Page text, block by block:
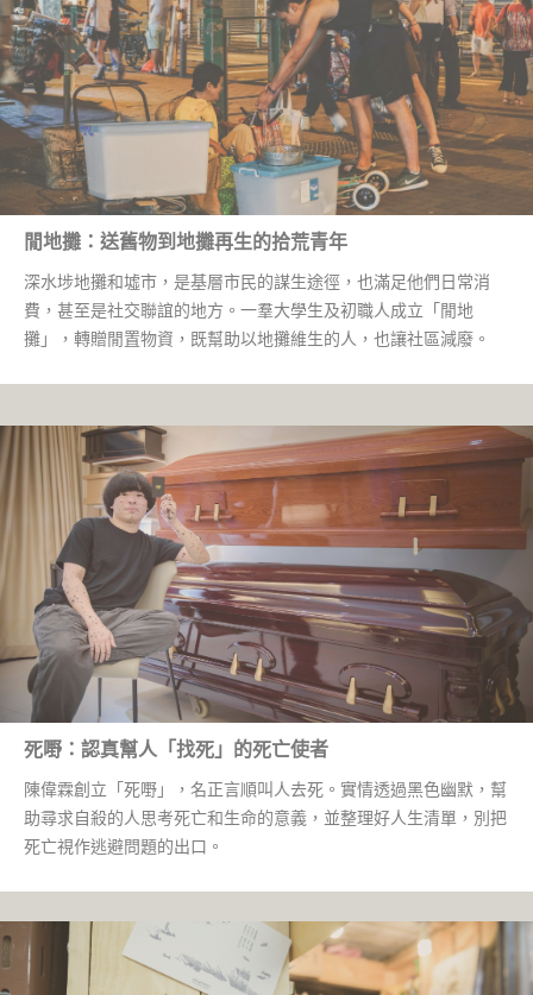
閒地攤：送舊物到地攤再生的拾荒青年
深水埗地攤和墟市，是基層市民的謀生途徑，也滿足他們日常消
費，甚至是社交聯誼的地方。一羣大學生及初職人成立「閒地
攤」，轉贈閒置物資，既幫助以地攤維生的人，也讓社區減廢。
死嘢：認真幫人「找死」的死亡使者
陳偉霖創立「死嘢」，名正言順叫人去死。實情透過黑色幽默，幫
助尋求自殺的人思考死亡和生命的意義，並整理好人生清單，別把
死亡視作逃避問題的出口。